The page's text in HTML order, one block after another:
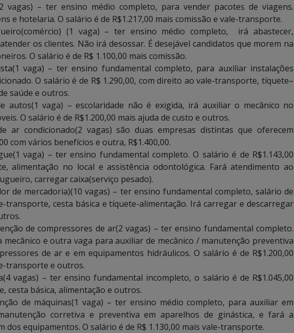
vagas) – ter ensino médio completo, para vender pacotes de viagens.
e hotelaria. O salário é de R$1.217,00 mais comissão e vale-transporte.
(1 vaga) – ter ensino médio completo, irá abastecer,
os clientes. Não irá desossar. É desejável candidatos que morem na
O salário é de R$ 1.100,00 mais comissão.
vaga) – ter ensino fundamental completo, para auxiliar instalações
O salário é de R$ 1.290,00, com direito ao vale-transporte, tíquete–
saúde e outros.
autos(1 vaga) – escolaridade não é exigida, irá auxiliar o mecânico no
O salário é de R$1.200,00 mais ajuda de custo e outros.
ar condicionado(2 vagas) são duas empresas distintas que oferecem
com vários benefícios e outra, R$1.400,00.
vaga) – ter ensino fundamental completo. O salário é de R$1.143,00
alimentação no local e assistência odontológica. Fará atendimento ao
carregar caixa(serviço pesado).
de mercadoria)(10 vagas) – ter ensino fundamental completo, salário de
transporte, cesta básica e tíquete-alimentação. Irá carregar e descarregar
de compressores de ar(2 vagas) – ter ensino fundamental completo.
mecânico e outra vaga para auxiliar de mecânico / manutenção preventiva
de ar e em equipamentos hidráulicos. O salário é de R$1.200,00
transporte e outros.
vagas) – ter ensino fundamental incompleto, o salário é de R$1.045,00
cesta básica, alimentação e outros.
de máquinas(1 vaga) – ter ensino médio completo, para auxiliar em
corretiva e preventiva em aparelhos de ginástica, e fará a
dos equipamentos. O salário é de R$ 1.130,00 mais vale-transporte.